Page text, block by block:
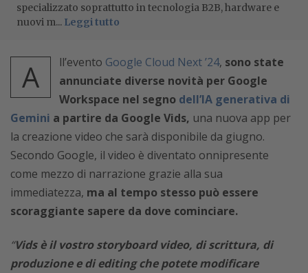
specializzato soprattutto in tecnologia B2B, hardware e
nuovi m... Leggi tutto
A ll’evento Google Cloud Next ’24, sono state
annunciate diverse novità per Google
Workspace nel segno dell’IA generativa di
Gemini a partire da Google Vids, una nuova app per
la creazione video che sarà disponibile da giugno.
Secondo Google, il video è diventato onnipresente
come mezzo di narrazione grazie alla sua
immediatezza, ma al tempo stesso può essere
scoraggiante sapere da dove cominciare.
“Vids è il vostro storyboard video, di scrittura, di
produzione e di editing che potete modificare